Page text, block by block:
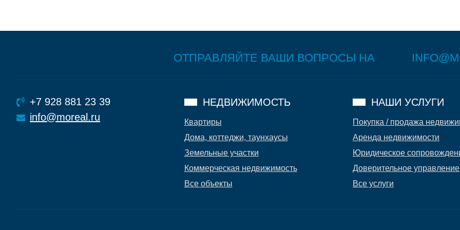
ОТПРАВЛЯЙТЕ ВАШИ ВОПРОСЫ НА
+7 928 881 23 39
info@moreal.ru
НЕДВИЖИМОСТЬ
Квартиры
Дома, коттеджи, таунхаусы
Земельные участки
Коммерческая недвижимость
Все объекты
НАШИ УСЛУГИ
Покупка / продажа
Аренда недвижимости
Юридическое
Доверительное управление
Все услуги